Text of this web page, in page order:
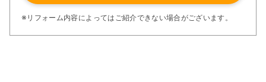
アフターサービス体制で工事後も安心です。
ぜひ、あなたの大切なお住まいの再生を私たちにお任せく
※リフォーム内容によってはご紹介できない場合がございます。